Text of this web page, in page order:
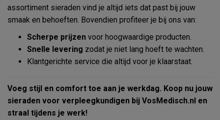
assortiment sieraden vind je altijd iets dat past bij jouw
smaak en behoeften. Bovendien profiteer je bij ons van:
Scherpe prijzen voor hoogwaardige producten.
Snelle levering zodat je niet lang hoeft te wachten.
Klantgerichte service die altijd voor je klaarstaat.
Voeg stijl en comfort toe aan je werkdag. Koop nu jouw
sieraden voor verpleegkundigen bij VosMedisch.nl en
straal tijdens je werk!